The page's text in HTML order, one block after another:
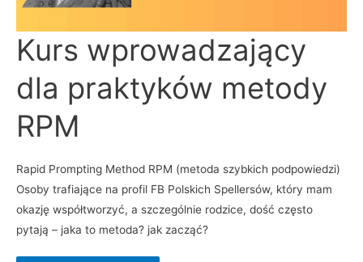
Kurs wprowadzający
dla praktyków metody
RPM
Rapid Prompting Method RPM (metoda szybkich podpowiedzi)
Osoby trafiające na profil FB Polskich Spellersów, który mam
okazję współtworzyć, a szczególnie rodzice, dość często
pytają – jaka to metoda? jak zacząć?
Kurs
wprowadzający
RPM